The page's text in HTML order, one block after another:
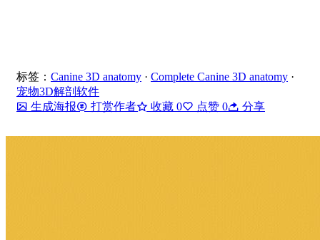
标签： Canine 3D anatomy · Complete Canine 3D anatomy ·
宠物3D解剖软件
生成海报
打赏作者 收藏 0 点赞 0 分享